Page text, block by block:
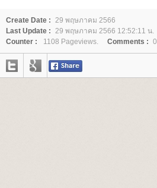
Create Date : 29 พฤษภาคม 2566
Last Update : 29 พฤษภาคม 2566 12:52:11 น.
Counter :
1108 Pageviews. Comments : 0